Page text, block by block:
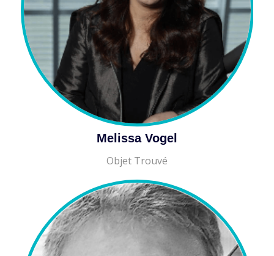
Melissa Vogel
Objet Trouvé